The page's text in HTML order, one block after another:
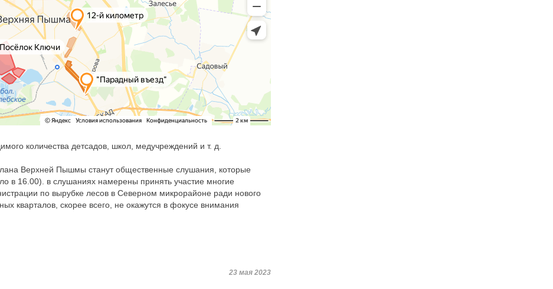
количества детсадов, школ, медучреждений и т. д.
Верхней Пышмы станут общественные слушания, которые
в 16.00). в слушаниях намерены принять участие многие
по вырубке лесов в Северном микрорайоне ради нового
кварталов, скорее всего, не окажутся в фокусе внимания
23 мая 2023